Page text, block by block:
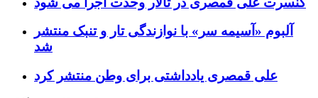
آلبوم «آسیمه سر» با نوازندگی تار و تنبک منتشر
شد
علی قمصری یادداشتی برای وطن منتشر کرد